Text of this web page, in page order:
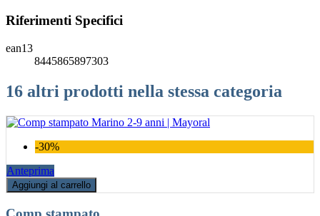
Riferimenti Specifici
ean13
8445865897303
16 altri prodotti nella stessa categoria
-30%
Anteprima
Aggiungi al carrello